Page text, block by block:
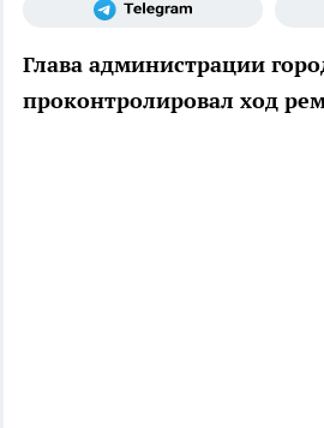
Глава администрации
проконтролировал ход